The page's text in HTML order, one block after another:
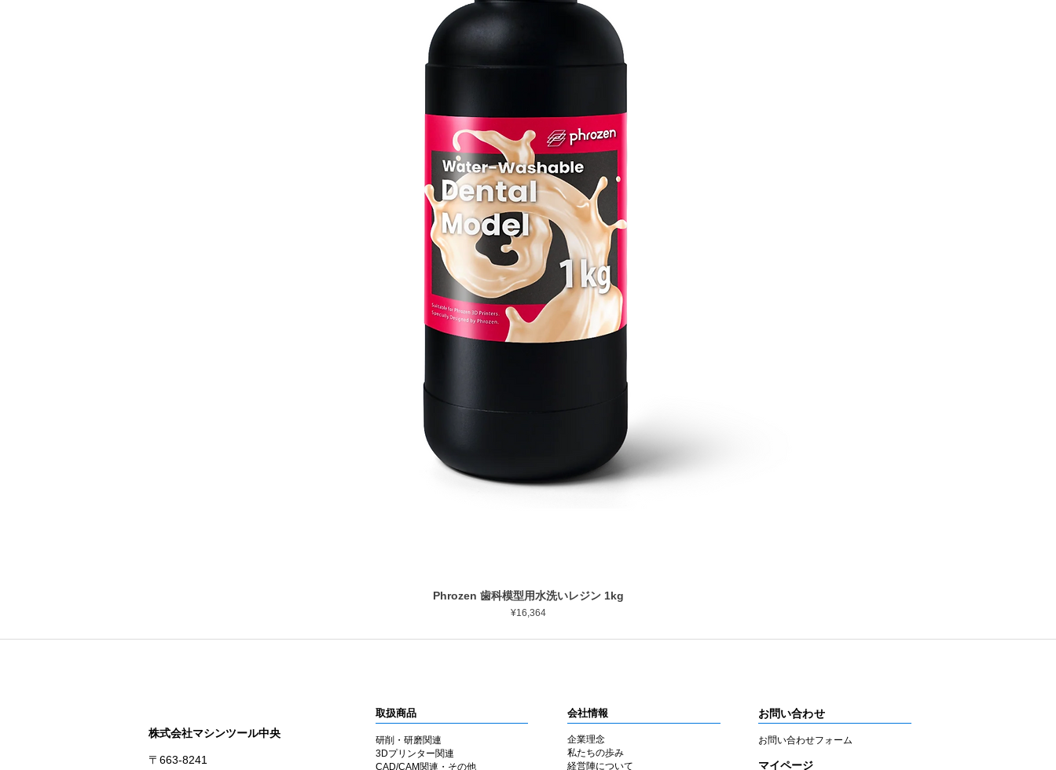
ดูข้อมูลด่วน
Phrozen 歯科模型用水洗いレジン 1kg
ราคา
¥16,364
株式会社マシンツール中央
〒663-8241
取扱商品
研削・研磨関連
3Dプリンター関連
CAD/CAM関連・その他
会社情報
企業理念
私たちの歩み
​経営陣について
お問い合わせ
お問い合わせフォーム
マイページ